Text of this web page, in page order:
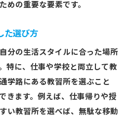
めの重要な要素です。
た選び方
分の生活スタイルに合った場所
特に、仕事や学校と両立して教
学路にある教習所を選ぶこと
きます。例えば、仕事帰りや授
い教習所を選べば、無駄な移動